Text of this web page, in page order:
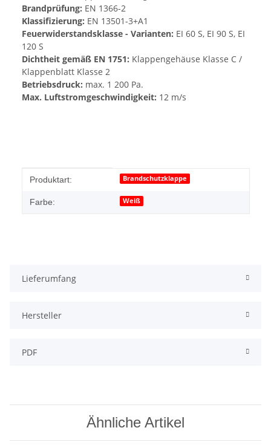
Brandprüfung: EN 1366-2
Klassifizierung: EN 13501-3+A1
Feuerwiderstandsklasse - Varianten: EI 60 S, EI 90 S, EI
120 S
Dichtheit gemäß EN 1751: Klappengehäuse Klasse C /
Klappenblatt Klasse 2
Betriebsdruck: max. 1 200 Pa.
Max. Luftstromgeschwindigkeit: 12 m/s
Produkteigenschaft
Wert
Produktart: Brandschutzklappe
Farbe: Weiß
Lieferumfang
Hersteller
PDF
Ähnliche Artikel